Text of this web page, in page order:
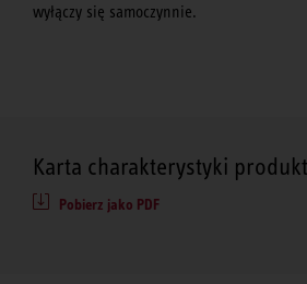
wyłączy się samoczynnie.
Karta charakterystyki
Pobierz jako PDF